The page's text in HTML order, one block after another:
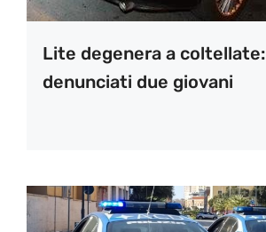
Lite degenera a coltellate:
denunciati due giovani